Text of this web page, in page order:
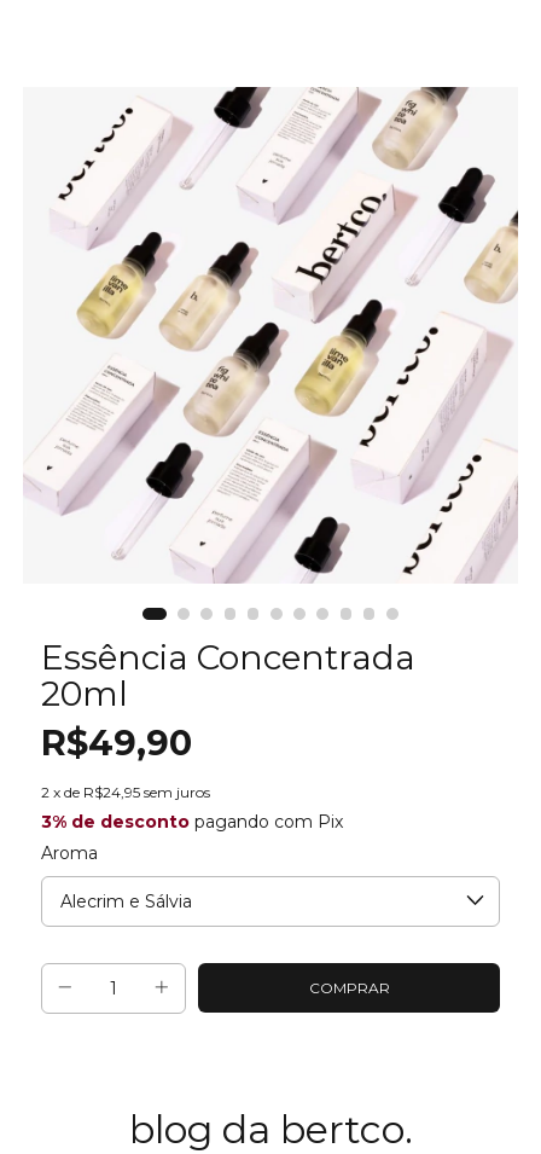
Essência Concentrada
20ml
R$49,90
2 x de R$24,95 sem juros
3% de descontopagando com Pix
Aroma
blog da bertco.